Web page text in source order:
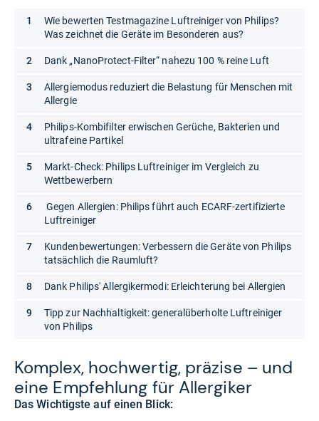
Kom­plex, hoch­wer­tig, prä­zise – und
eine Emp­feh­lung für All­er­gi­ker
Das Wichtigste auf einen Blick:
Wie bewerten Testmagazine Luftreiniger von Philips?
Was zeichnet die Geräte im Besonderen aus?
Dank „NanoProtect-Filter“ nahezu 100 % reine Luft
Allergiemodus reduziert die Belastung für Menschen mit
Allergie
Philips-Kombifilter erwischen Gerüche, Bakterien und
ultrafeine Partikel
Markt-Check: Philips Luftreiniger im Vergleich zu
Wettbewerbern
Gegen Allergien: Philips führt auch ECARF-zertifizierte
Luftreiniger
Kundenbewertungen: Verbessern die Geräte von Philips
tatsächlich die Raumluft?
Dank Philips' Allergikermodi: Erleichterung bei Allergien
Tipp zur Nachhaltigkeit: generalüberholte Luftreiniger
von Philips